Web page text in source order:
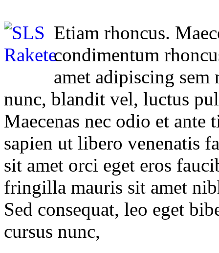
Etiam rhoncus.
condimentum
amet adipiscing sem
nunc, blandit vel, luctus
Maecenas nec odio et
sapien ut libero venenatis
sit amet orci eget eros
fringilla mauris sit amet
Sed consequat, leo eget
cursus nunc,